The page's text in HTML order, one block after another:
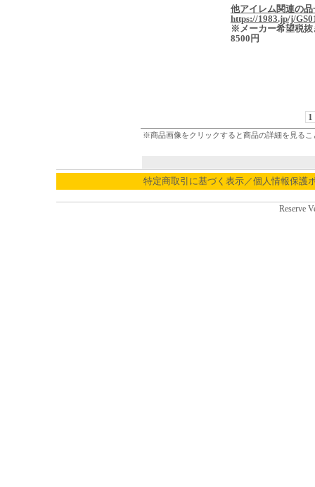
他アイレム関連の品
https://1983.jp/j/
※メーカー希望税抜
8500円
1
※商品画像をクリックすると商品の詳細を見るこ
特定商取引に基づく表示／個人情報保護
Reserve